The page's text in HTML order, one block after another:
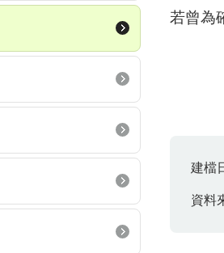
若曾為
建檔
資料